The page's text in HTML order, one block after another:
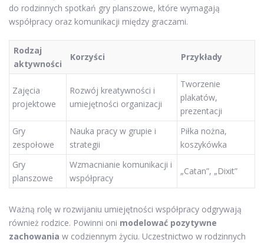
do rodzinnych spotkań gry planszowe, które wymagają
współpracy oraz komunikacji między graczami.
Rodzaj
aktywności
Korzyści Przykłady
Zajęcia
projektowe
Rozwój kreatywności i
umiejętności organizacji
Tworzenie
plakatów,
prezentacji
Gry
zespołowe
Nauka pracy w grupie i
strategii
Piłka nożna,
koszykówka
Gry
planszowe
Wzmacnianie komunikacji i
współpracy
„Catan”, „Dixit”
Ważną rolę w rozwijaniu umiejętności współpracy odgrywają
również rodzice. Powinni oni modelować pozytywne
zachowania w codziennym życiu. Uczestnictwo w rodzinnych